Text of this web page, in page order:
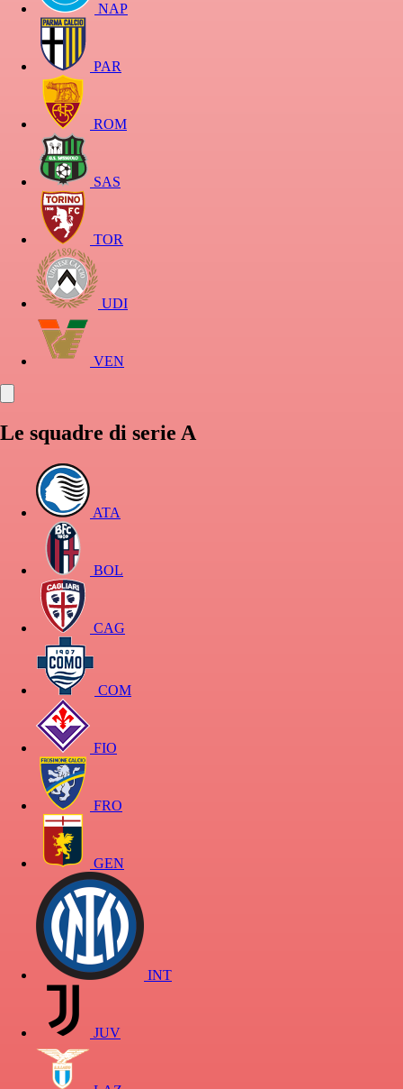
NAP
PAR
ROM
SAS
TOR
UDI
VEN
Le squadre di serie A
ATA
BOL
CAG
COM
FIO
FRO
GEN
INT
JUV